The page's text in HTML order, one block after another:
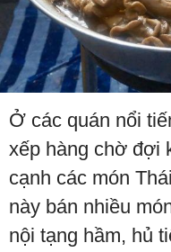
Ở các quán nổi
xếp hàng chờ đợi
cạnh các món
này bán nhiều
nội tạng hầm, hủ